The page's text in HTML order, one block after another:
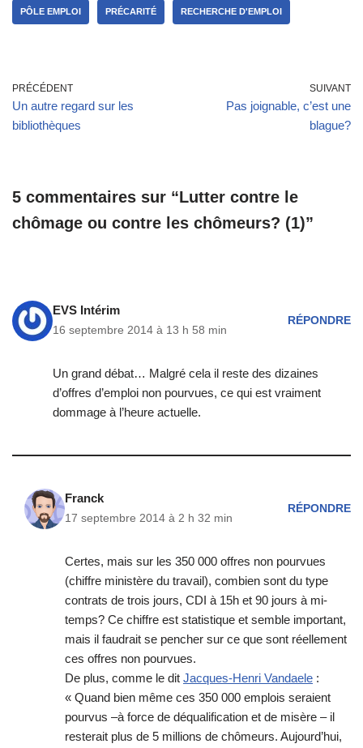
PÔLE EMPLOI PRÉCARITÉ RECHERCHE D'EMPLOI
PRÉCÉDENT
Un autre regard sur les
bibliothèques
SUIVANT
Pas joignable, c’est une
blague?
5 commentaires sur “Lutter contre le
chômage ou contre les chômeurs? (1)”
EVS Intérim
16 septembre 2014 à 13 h 58 min
RÉPONDRE
Un grand débat… Malgré cela il reste des dizaines
d’offres d’emploi non pourvues, ce qui est vraiment
dommage à l’heure actuelle.
Franck
17 septembre 2014 à 2 h 32 min
RÉPONDRE
Certes, mais sur les 350 000 offres non pourvues
(chiffre ministère du travail), combien sont du type
contrats de trois jours, CDI à 15h et 90 jours à mi-
temps? Ce chiffre est statistique et semble important,
mais il faudrait se pencher sur ce que sont réellement
ces offres non pourvues.
De plus, comme le dit Jacques-Henri Vandaele :
« Quand bien même ces 350 000 emplois seraient
pourvus –à force de déqualification et de misère – il
resterait plus de 5 millions de chômeurs. Aujourd’hui,